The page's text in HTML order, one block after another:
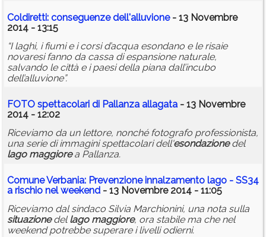
Coldiretti: conseguenze dell'alluvione- 13 Novembre
2014 - 13:15
“I laghi, i fiumi e i corsi d’acqua esondano e le risaie
novaresi fanno da cassa di espansione naturale,
salvando le città e i paesi della piana dall’incubo
dell’alluvione”.
FOTO spettacolari di Pallanza allagata - 13 Novembre
2014 - 12:02
Riceviamo da un lettore, nonché fotografo professionista,
una serie di immagini spettacolari dell'esondazionedel
lago maggiorea Pallanza.
Comune Verbania: Prevenzione innalzamento lago - SS34
a rischio nel weekend - 13 Novembre 2014 - 11:05
Riceviamo dal sindaco Silvia Marchionini, una nota sulla
situazionedellago maggiore, ora stabile ma che nel
weekend potrebbe superare i livelli odierni.